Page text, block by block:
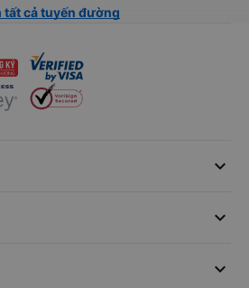
tất cả tuyến đường
keyboard_arrow_down
keyboard_arrow_down
keyboard_arrow_down